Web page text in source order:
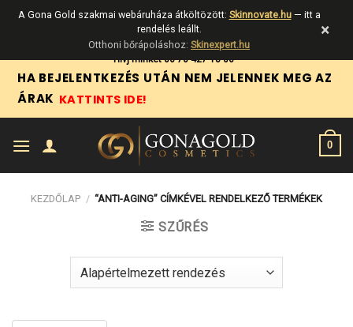
Skip
content
Hívj minket 06 70 427 18 06
HA BEJELENTKEZÉS UTÁN NEM JELENNEK MEG AZ
ÁRAK KATTINTS IDE!
0
KEZDŐLAP / “ANTI-AGING” CÍMKÉVEL RENDELKEZŐ TERMÉKEK
SZŰRÉS
A Gona Gold szakmai webáruháza átköltözött: Skinnovate.hu— itt a
rendelés leállt.
Otthoni bőrápoláshoz: Skinexpert.hu
×